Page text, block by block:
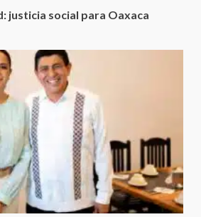
justicia social para Oaxaca
presuntos delitos de
julio 2026
Sin paso carretera Oaxaca-
Cuacnopalan
26 junio 2026
Exhorta Poder Legislativo al
y al Iocied a realizar una
técnica y estructural
de las instalaciones de la